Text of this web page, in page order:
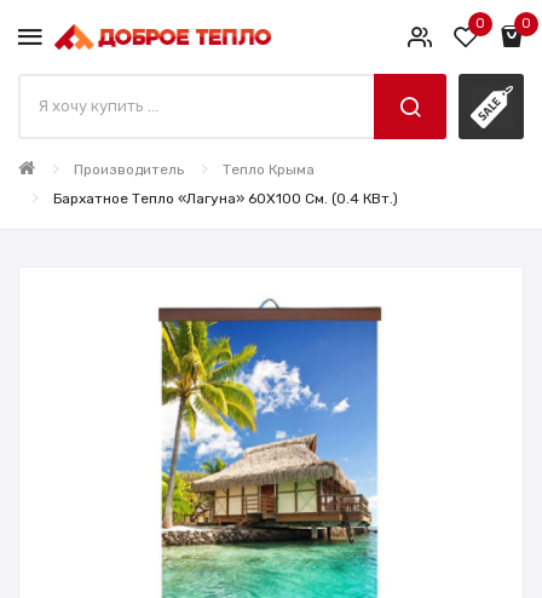
0 0
Производитель
Тепло Крыма
Бархатное Тепло «Лагуна» 60X100 См. (0.4 КВт.)